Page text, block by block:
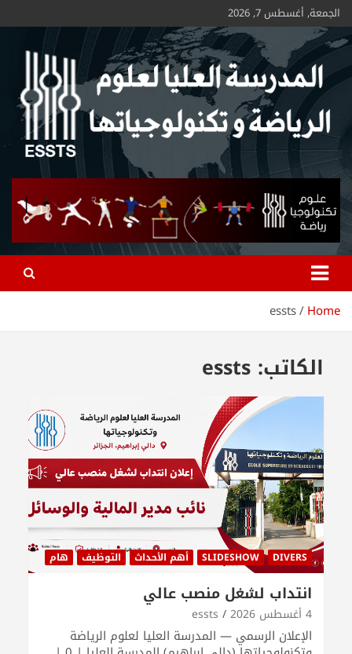
الجمعة, أغسطس 7, 2026
ESSTS
Home
essts
الكاتب:essts
DIVERS
SLIDESHOW أهم الأحداث التوظيف هام
انتداب لشغل منصب عالي
4 أغسطس 2026 essts
الإعلان الرسمي — المدرسة العليا لعلوم الرياضة